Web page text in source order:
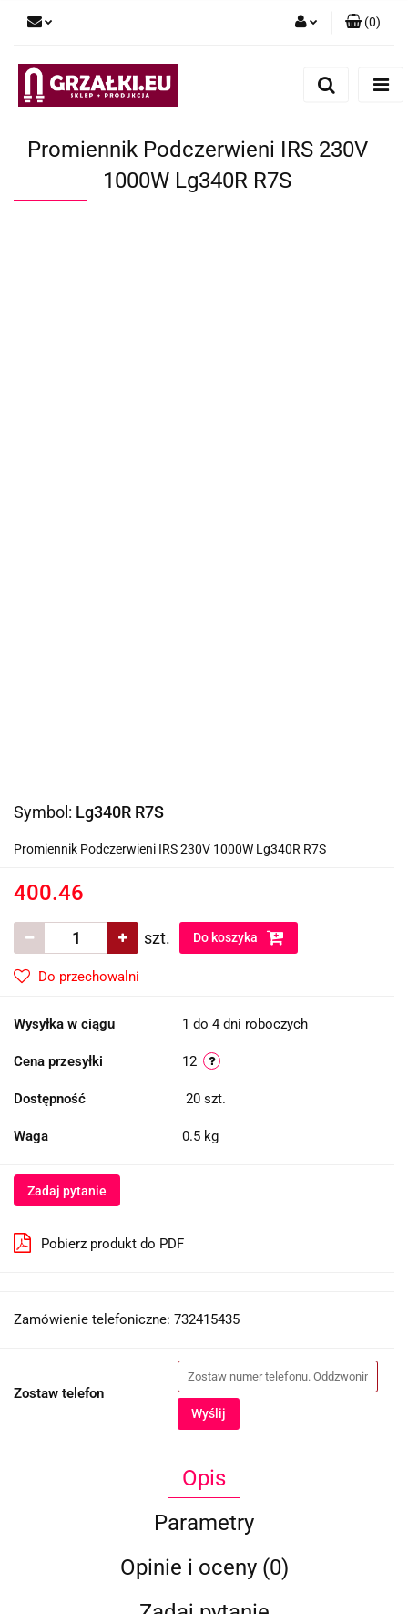
(0)
Promiennik Podczerwieni IRS 230V
1000W Lg340R R7S
Symbol: Lg340R R7S
Promiennik Podczerwieni IRS 230V 1000W Lg340R R7S
400.46
szt. Do koszyka
Do przechowalni
Wysyłka w ciągu 1 do 4 dni roboczych
Cena przesyłki 12
Dostępność 20 szt.
Waga 0.5 kg
Zadaj pytanie
Pobierz produkt do PDF
Zamówienie telefoniczne: 732415435
Zostaw telefon
Wyślij
Opis
Parametry
Opinie i oceny (0)